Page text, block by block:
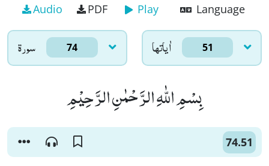
Audio PDF Play Language
سورۃ 74 اٰياتها 51
بِسْمِ اللّٰهِ الرَّحْمٰنِ الرَّحِیْمِ
74.51